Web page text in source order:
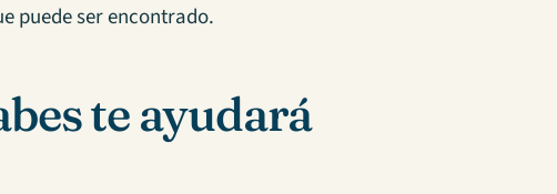
puede ser encontrado.
te ayudará